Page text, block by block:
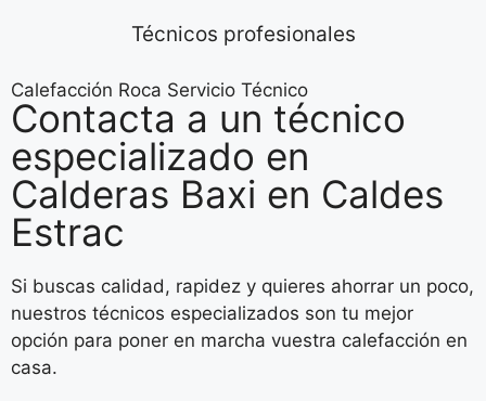
Técnicos profesionales
Calefacción Roca Servicio Técnico
Contacta a un técnico
especializado en
Calderas Baxi en Caldes
Estrac
Si buscas calidad, rapidez y quieres ahorrar un poco,
nuestros técnicos especializados son tu mejor
opción para poner en marcha vuestra calefacción en
casa.